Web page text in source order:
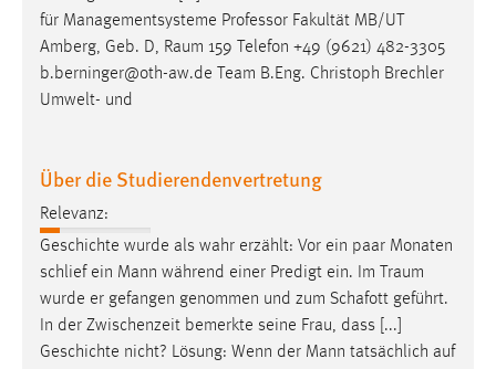
für Managementsysteme Professor Fakultät MB/UT
Amberg, Geb. D, Raum 159 Telefon +49 (9621) 482-3305
b.berninger@oth-aw.de Team B.Eng. Christoph Brechler
Umwelt- und
Über die Studierendenvertretung
Relevanz:
Geschichte wurde als wahr erzählt: Vor ein paar Monaten
schlief ein Mann während einer Predigt ein. Im
Traum
wurde er gefangen genommen und zum Schafott geführt.
In der Zwischenzeit bemerkte seine Frau, dass [...]
Geschichte nicht? Lösung: Wenn der Mann tatsächlich auf